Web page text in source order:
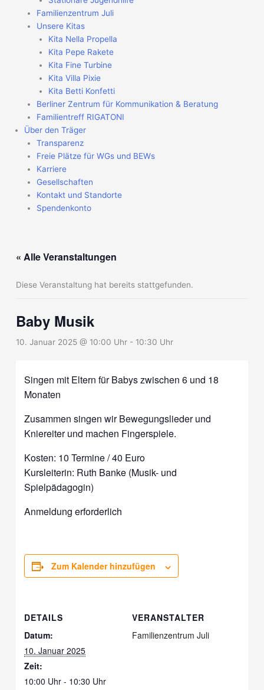
Familienzentrum Juli
Unsere Kitas
Kita Nella Propella
Kita Pepe Rakete
Kita Fine Turbine
Kita Villa Pixie
Kita Betti Konfetti
Berliner Zentrum für Kommunikation & Beratung
Familientreff RIGATONI
Über den Träger
Transparenz
Freie Plätze für WGs und BEWs
Karriere
Gesellschaften
Kontakt und Standorte
Spendenkonto
« Alle Veranstaltungen
Diese Veranstaltung hat bereits stattgefunden.
Baby Musik
10. Januar 2025 @ 10:00 Uhr - 10:30 Uhr
Singen mit Eltern für Babys zwischen 6 und 18
Monaten
Zusammen singen wir Bewegungslieder und
Kniereiter und machen Fingerspiele.
Kosten: 10 Termine / 40 Euro
Kursleiterin: Ruth Banke (Musik- und
Spielpädagogin)
Anmeldung erforderlich
Zum Kalender hinzufügen
DETAILS
Datum:
10. Januar 2025
Zeit:
10:00 Uhr - 10:30 Uhr
VERANSTALTER
Familienzentrum Juli